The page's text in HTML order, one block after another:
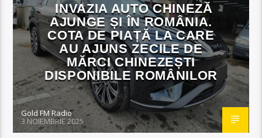
INVAZIA AUTO CHINEZĂ
AJUNGE ȘI ÎN ROMÂNIA.
COTA DE PIAȚĂ LA CARE
AU AJUNS ZECILE DE
MĂRCI CHINEZEȘTI
DISPONIBILE ROMÂNILOR
Gold FM Radio
3 NOIEMBRIE 2025